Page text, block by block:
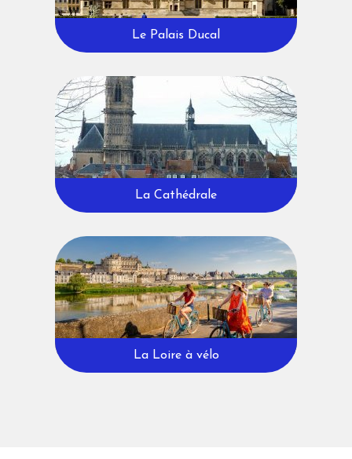
Le Palais Ducal
La Cathédrale
La Loire à vélo